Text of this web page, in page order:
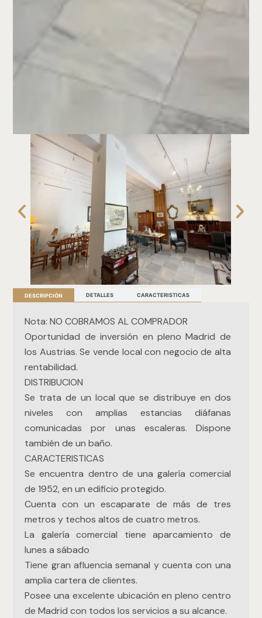
DESCRIPCIÓN DETALLES CARACTERISTICAS
Nota: NO COBRAMOS AL COMPRADOR
Oportunidad de inversión en pleno Madrid de
los Austrias. Se vende local con negocio de alta
rentabilidad.
DISTRIBUCION
Se trata de un local que se distribuye en dos
niveles con amplias estancias diáfanas
comunicadas por unas escaleras. Dispone
también de un baño.
CARACTERISTICAS
Se encuentra dentro de una galería comercial
de 1952, en un edificio protegido.
Cuenta con un escaparate de más de tres
metros y techos altos de cuatro metros.
La galería comercial tiene aparcamiento de
lunes a sábado
Tiene gran afluencia semanal y cuenta con una
amplia cartera de clientes.
Posee una excelente ubicación en pleno centro
de Madrid con todos los servicios a su alcance.